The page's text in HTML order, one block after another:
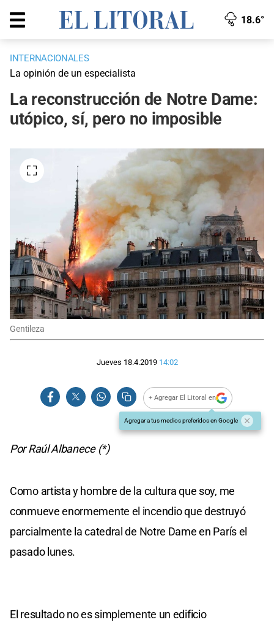
18.6°
INTERNACIONALES
La opinión de un especialista
La reconstrucción de Notre Dame:
utópico, sí, pero no imposible
Gentileza
Jueves 18.4.2019 14:02
+ Agregar El Litoral en
Agregar a tus medios preferidos en Google
Por Raúl Albanece (*)
Como artista y hombre de la cultura que soy, me
conmueve enormemente el incendio que destruyó
parcialmente la catedral de Notre Dame en París el
pasado lunes.
El resultado no es simplemente un edificio